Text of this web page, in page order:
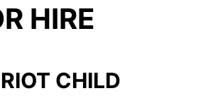
HIRE
CHILD